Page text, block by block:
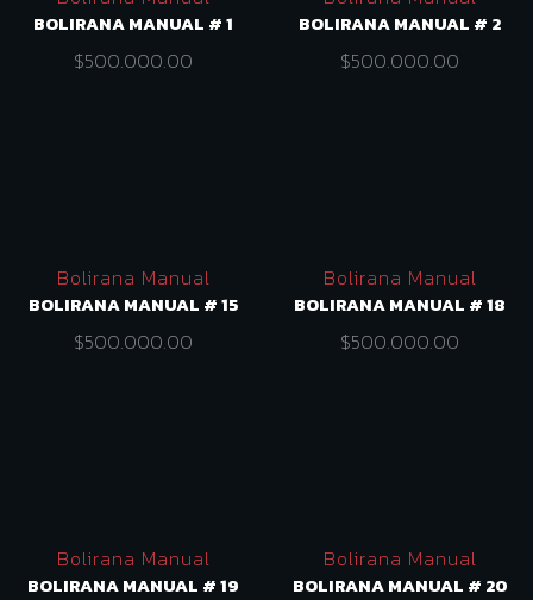
BOLIRANA MANUAL # 1
$500.000.00
BOLIRANA MANUAL # 2
$500.000.00
Bolirana Manual
BOLIRANA MANUAL # 15
$500.000.00
Bolirana Manual
BOLIRANA MANUAL # 18
$500.000.00
Bolirana Manual
BOLIRANA MANUAL # 19
Bolirana Manual
BOLIRANA MANUAL # 20